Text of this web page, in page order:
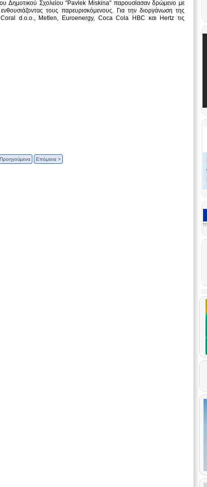
Δημοτικού Σχολείου "Pavlek Miskina" παρουσίασαν δρώμενο με
τους παρευρισκόμενους. Για την διοργάνωση της
Coral d.o.o., Metlen, Euroenergy, Coca Cola HBC και Hertz τις
Επόμενα >